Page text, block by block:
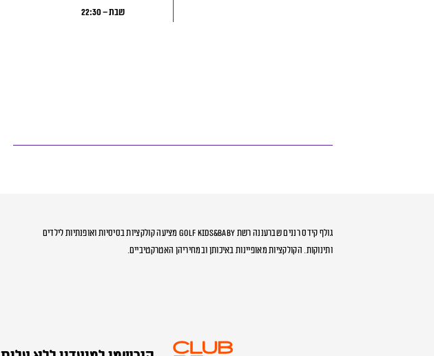
שבת – 22:30
גולף קידס רננים שברעננה רשת Golf Kids&Baby מציעה קולקציות בסיסיות ואופנתיות לילדים
ותינוקות. הקולקציות מאופיינות באיכותן ובמחיריהן האטרקטיביים.